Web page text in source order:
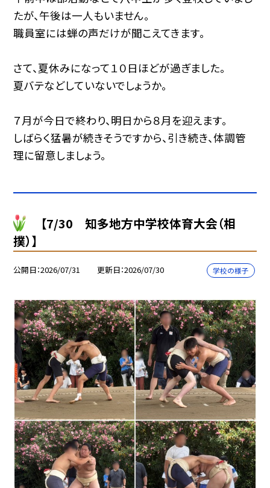
たが、午後は一人もいません。
職員室には蝉の声だけが聞こえてきます。
さて、夏休みになって１０日ほどが過ぎました。
夏バテなどしていないでしょうか。
７月が今日で終わり、明日から８月を迎えます。
しばらく猛暑が続きそうですから、引き続き、体調管
理に留意しましょう。
【7/30 知多地方中学校体育大会（相
撲）】
公開日 2026/07/31 更新日 2026/07/30 学校の様子